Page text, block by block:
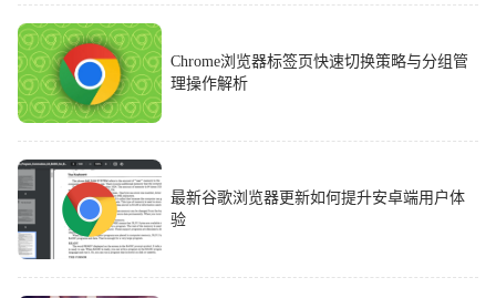
Chrome浏览器标签页快速切换策略与分组管
理操作解析
最新谷歌浏览器更新如何提升安卓端用户体
验